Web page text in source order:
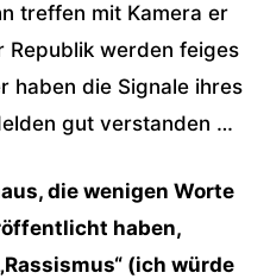
treffen mit Kamera er
werden feiges
haben die Signale ihres
gut verstanden …
die wenigen Worte
haben,
(ich würde